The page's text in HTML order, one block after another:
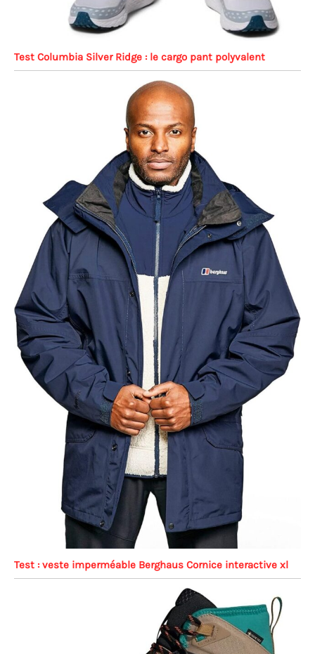
Test Columbia Silver Ridge : le cargo pant polyvalent
Test : veste imperméable Berghaus Cornice interactive xl